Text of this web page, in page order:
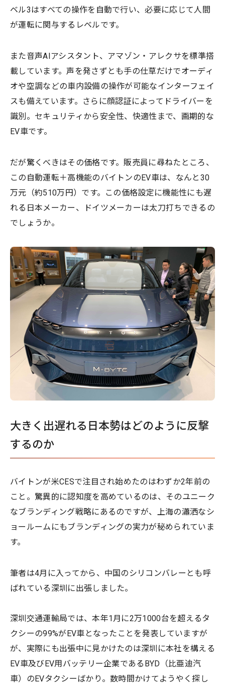
ベル3はすべての操作を自動で行い、必要に応じて人間
が運転に関与するレベルです。
また音声AIアシスタント、アマゾン・アレクサを標準搭
載しています。声を発さずとも手の仕草だけでオーディ
オや空調などの車内設備の操作が可能なインターフェイ
スも備えています。さらに顔認証によってドライバーを
識別。セキュリティから安全性、快適性まで、画期的な
EV車です。
だが驚くべきはその価格です。販売員に尋ねたところ、
この自動運転＋高機能のバイトンのEV車は、なんと30
万元（約510万円）です。この価格設定に機能性にも遅
れる日本メーカー、ドイツメーカーは太刀打ちできるの
でしょうか。
大きく出遅れる日本勢はどのように反撃
するのか
バイトンが米CESで注目され始めたのはわずか2年前の
こと。驚異的に認知度を高めているのは、そのユニーク
なブランディング戦略にあるのですが、上海の瀟洒なシ
ョールームにもブランディングの実力が秘められていま
す。
筆者は4月に入ってから、中国のシリコンバレーとも呼
ばれている深圳に出張しました。
深圳交通運輸局では、本年1月に2万1000台を超えるタ
クシーの99%がEV車となったことを発表していますが
が、実際にも出張中に見かけたのは深圳に本社を構える
EV車及びEV用バッテリー企業であるBYD（比亜迪汽
車）のEVタクシーばかり。数時間かけてようやく探し